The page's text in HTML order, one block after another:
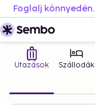
Utazások Szállodák